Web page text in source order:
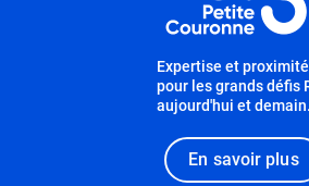
Expertise et proximité
pour les grands défis
aujourd'hui et demain.
En savoir plus